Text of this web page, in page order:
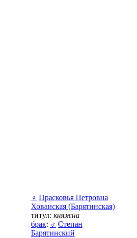
♀ Прасковья Петровна
Хованская (Барятинская)
титул: княжна
брак: ♂ Степан
Барятинский